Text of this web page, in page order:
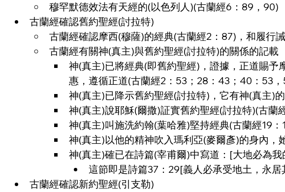
穆罕默德效法有天經的(以色列人)(古蘭經6：89，90)
古蘭經確認舊約聖經(討拉特)
古蘭經確認摩西(穆薩)的經典(古蘭經2：87)，和履行
古蘭經有關神(真主)與舊約聖經(討拉特)的關係的記載
神(真主)已將經典(即舊約聖經)，證據，正道賜
惠，遵循正道(古蘭經2：53；28：43；40：53
神(真主)已降示舊約聖經(討拉特)，它有神(真主)
神(真主)說耶穌(爾撒)証實舊約聖經(討拉特)(古蘭
神(真主)叫施洗約翰(葉哈雅)堅持經典(古蘭經19：
神(真主)以他的精神吹入瑪利亞(麥爾彥)的身內，
神(真主)確已在詩篇(宰甫爾)中寫道：[大地必為
這節即是詩篇37：29[義人必承受地土，永居
古蘭經確認新約聖經(引支勒)